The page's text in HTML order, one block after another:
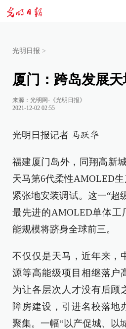
光明日报 >
厦门：跨岛发展
来源： 光明网-《光明日报》
2021-12-02 02:55
光明日报记者 马跃华
福建厦门岛外，同翔高新
天马第6代柔性AMOLED
紧张地安装调试。这一“超
最先进的AMOLED单体工
能规模将跻身全球前三。
不仅仅是天马，近年来，
源等高能级项目相继落户
为让各层次人才没有后顾
障房建设，引进名校落地
聚集。一幅“以产促城、以